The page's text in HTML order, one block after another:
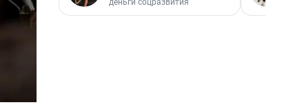
деньги соцразвития